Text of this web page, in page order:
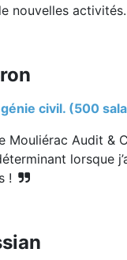
nouvelles activités.
génie civil. (500
Mouliérac Audit &
lorsque
!